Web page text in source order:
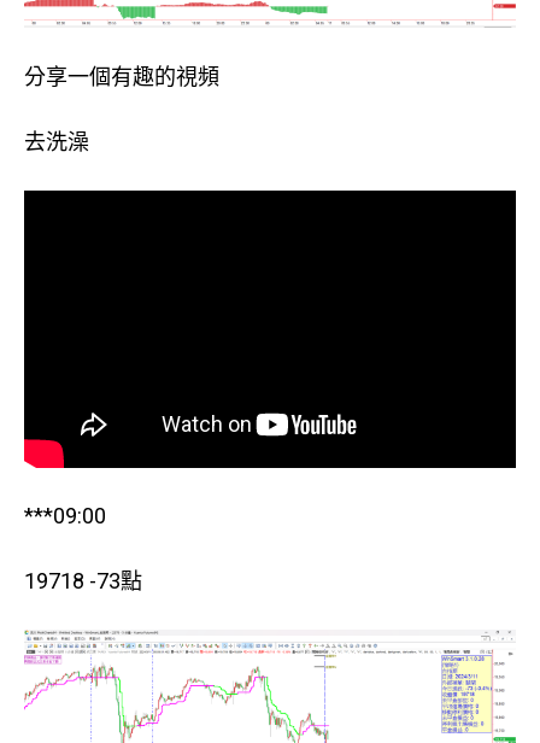
分享一個有趣的視頻
去洗澡
***09:00
19718 -73點